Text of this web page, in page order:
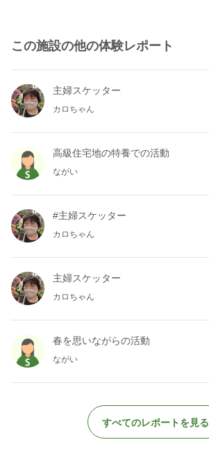
この施設の他の体験レポート
主婦スケッター
カロちゃん
高級住宅地の特養での活動
ながい
#主婦スケッター
カロちゃん
主婦スケッター
カロちゃん
春を思いながらの活動
ながい
すべてのレポートを見る